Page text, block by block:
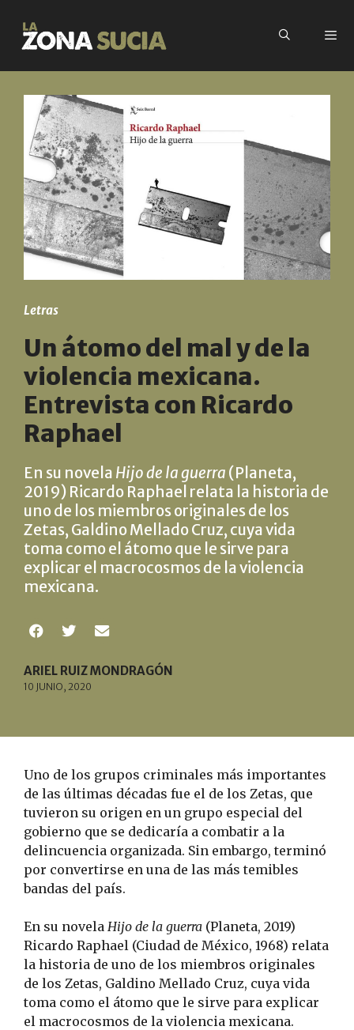
Letras
Un átomo del mal y de la
violencia mexicana.
Entrevista con Ricardo
Raphael
En su novela Hijo de la guerra (Planeta,
2019) Ricardo Raphael relata la historia de
uno de los miembros originales de los
Zetas, Galdino Mellado Cruz, cuya vida
toma como el átomo que le sirve para
explicar el macrocosmos de la violencia
mexicana.
ARIEL RUIZ MONDRAGÓN
10 JUNIO, 2020
Uno de los grupos criminales más importantes
de las últimas décadas fue el de los Zetas, que
tuvieron su origen en un grupo especial del
gobierno que se dedicaría a combatir a la
delincuencia organizada. Sin embargo, terminó
por convertirse en una de las más temibles
bandas del país.
En su novela Hijo de la guerra (Planeta, 2019)
Ricardo Raphael (Ciudad de México, 1968) relata
la historia de uno de los miembros originales
de los Zetas, Galdino Mellado Cruz, cuya vida
toma como el átomo que le sirve para explicar
el macrocosmos de la violencia mexicana.